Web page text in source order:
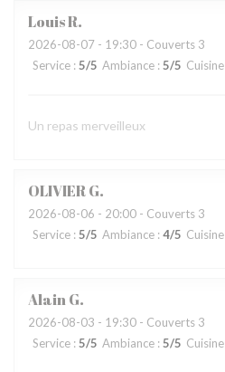
LouisR
2026-08-07 - 19:30 - Couverts 3
Service : 5/5 Ambiance : 5/5 Cuisine
Un repas merveilleux
OLIVIERG
2026-08-06 - 20:00 - Couverts 3
Service : 5/5 Ambiance : 4/5 Cuisine
AlainG
2026-08-03 - 19:30 - Couverts 3
Service : 5/5 Ambiance : 5/5 Cuisine